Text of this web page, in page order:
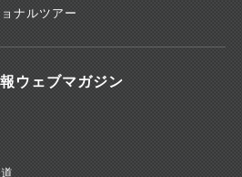
ナルツアー
ウェブマガジン